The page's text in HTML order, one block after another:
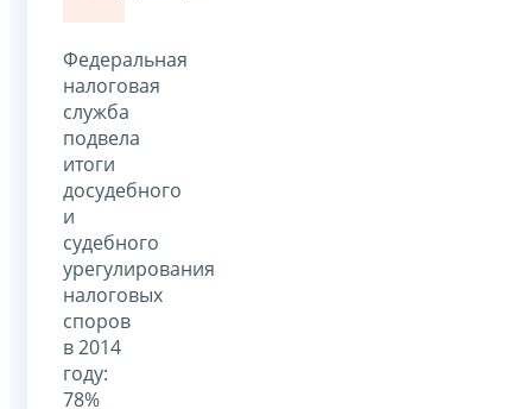
Федеральная
налоговая
служба
подвела
итоги
досудебного
и
судебного
урегулирования
налоговых
споров
в 2014
году:
78%